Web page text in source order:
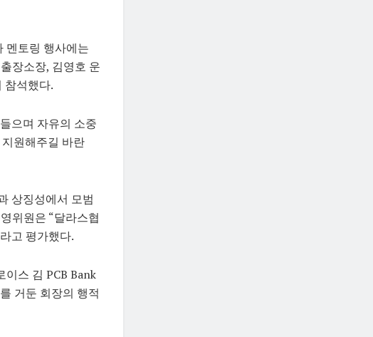
멘토링 행사에는
장소장, 김영호 운
참석했다.
으며 자유의 소중
원해주길 바란
상징성에서 모범
위원은 “달라스협
고 평가했다.
스 김 PCB Bank
거둔 회장의 행적